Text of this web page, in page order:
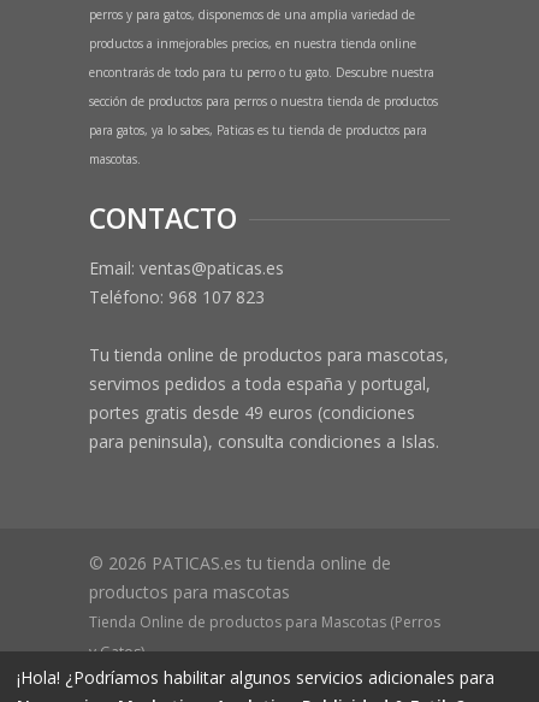
perros y para gatos, disponemos de una amplia variedad de
productos a inmejorables precios, en nuestra tienda online
encontrarás de todo para tu perro o tu gato. Descubre nuestra
sección de productos para perros o nuestra tienda de productos
para gatos, ya lo sabes, Paticas es tu tienda de productos para
mascotas.
CONTACTO
Email: ventas@paticas.es
Teléfono: 968 107 823
Tu tienda online de productos para mascotas,
servimos pedidos a toda españa y portugal,
portes gratis desde 49 euros (condiciones
para peninsula), consulta condiciones a Islas.
© 2026 PATICAS.es tu tienda online de
productos para mascotas
Tienda Online de productos para Mascotas (Perros
y Gatos)
CIF B73648305 Domicilio: Av Monteazahar, 4 1º Izq,
¡Hola! ¿Podríamos habilitar algunos servicios adicionales para